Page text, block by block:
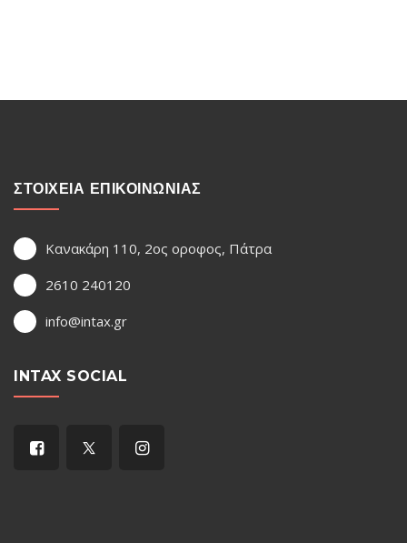
ΣΤΟΙΧΕΙΑ ΕΠΙΚΟΙΝΩΝΙΑΣ
Κανακάρη 110, 2ος οροφος, Πάτρα
2610 240120
info@intax.gr
INTAX SOCIAL